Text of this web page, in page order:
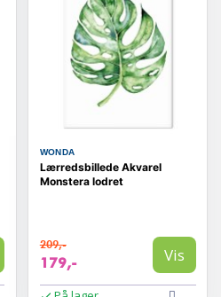
WONDA
Lærredsbillede Akvarel
Monstera lodret
209,-
179,- Vis